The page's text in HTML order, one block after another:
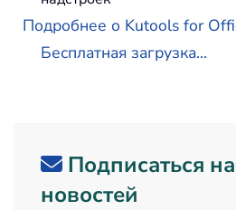
Подробнее о Kutools for
Бесплатная загрузка...
Подписаться
новостей